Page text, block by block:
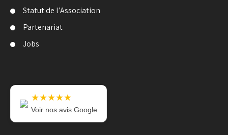
Statut de l’Association
Partenariat
Jobs
★★★★★
Voir nos avis Google